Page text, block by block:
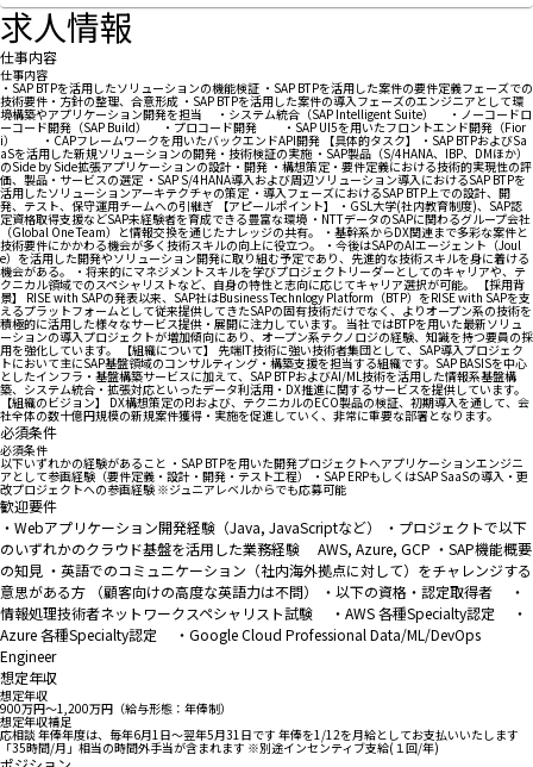
求人情報
仕事内容
仕事内容
・SAP BTPを活用したソリューションの機能検証 ・SAP BTPを活用した案件の要件定義フェーズでの
技術要件・方針の整理、合意形成 ・SAP BTPを活用した案件の導入フェーズのエンジニアとして環
境構築やアプリケーション開発を担当 ・システム統合（SAP Intelligent Suite） ・ノーコードロ
ーコード開発（SAP Build） ・プロコード開発 ・SAP UI5を用いたフロントエンド開発（Fior
i） ・CAPフレームワークを用いたバックエンドAPI開発 【具体的タスク】 ・SAP BTPおよびSa
aSを活用した新規ソリューションの開発・技術検証の実施 ・SAP製品（S/4HANA、IBP、DMほか）
のSide by Side拡張アプリケーションの設計・開発 ・構想策定・要件定義における技術的実現性の評
価、製品・サービスの選定 ・SAP S/4HANA導入および周辺ソリューション導入におけるSAP BTPを
活用したソリューションアーキテクチャの策定 ・導入フェーズにおけるSAP BTP上での設計、開
発、テスト、保守運用チームへの引継ぎ 【アピールポイント】 ・GSL大学(社内教育制度)、SAP認
定資格取得支援などSAP未経験者を育成できる豊富な環境 ・NTTデータのSAPに関わるグループ会社
（Global One Team）と情報交換を通じたナレッジの共有。 ・基幹系からDX関連まで多彩な案件と
技術要件にかかわる機会が多く技術スキルの向上に役立つ。 ・今後はSAPのAIエージェント（Joul
e）を活用した開発やソリューション開発に取り組む予定であり、先進的な技術スキルを身に着ける
機会がある。 ・将来的にマネジメントスキルを学びプロジェクトリーダーとしてのキャリアや、テ
クニカル領域でのスペシャリストなど、自身の特性と志向に応じてキャリア選択が可能。 【採用背
景】 RISE with SAPの発表以来、SAP社はBusiness Technlogy Platform（BTP）をRISE with SAPを支
えるプラットフォームとして従来提供してきたSAPの固有技術だけでなく、よりオープン系の技術を
積極的に活用した様々なサービス提供・展開に注力しています。 当社ではBTPを用いた最新ソリュ
ーションの導入プロジェクトが増加傾向にあり、オープン系テクノロジの経験、知識を持つ要員の採
用を強化しています。 【組織について】 先端IT技術に強い技術者集団として、SAP導入プロジェク
トにおいて主にSAP基盤領域のコンサルティング・構築支援を担当する組織です。SAP BASISを中心
としたインフラ・基盤構築サービスに加えて、SAP BTPおよびAI/ML技術を活用した情報系基盤構
築、システム統合・拡張対応といったデータ利活用・DX推進に関するサービスを提供しています。
【組織のビジョン】 DX構想策定のPJおよび、テクニカルのECO製品の検証、初期導入を通して、会
社全体の数十億円規模の新規案件獲得・実施を促進していく、非常に重要な部署となります。
必須条件
必須条件
以下いずれかの経験があること ・SAP BTPを用いた開発プロジェクトへアプリケーションエンジニ
アとして参画経験（要件定義・設計・開発・テスト工程） ・SAP ERPもしくはSAP SaaSの導入・更
改プロジェクトへの参画経験 ※ジュニアレベルからでも応募可能
歓迎要件
・Webアプリケーション開発経験（Java, JavaScriptなど） ・プロジェクトで以下
のいずれかのクラウド基盤を活用した業務経験 AWS, Azure, GCP ・SAP機能概要
の知見 ・英語でのコミュニケーション（社内海外拠点に対して）をチャレンジする
意思がある方 （顧客向けの高度な英語力は不問） ・以下の資格・認定取得者 ・
情報処理技術者ネットワークスペシャリスト試験 ・AWS 各種Specialty認定 ・
Azure 各種Specialty認定 ・Google Cloud Professional Data/ML/DevOps
Engineer
想定年収
想定年収
900万円〜1,200万円（給与形態：年俸制）
想定年収補足
応相談 年俸年度は、毎年6月1日～翌年5月31日です 年俸を1/12を月給としてお支払いいたします
「35時間/月」相当の時間外手当が含まれます ※別途インセンティブ支給(１回/年)